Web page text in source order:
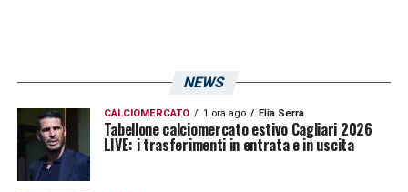
NEWS
CALCIOMERCATO 1 ora ago Elia Serra
Tabellone calciomercato estivo Cagliari 2026
LIVE: i trasferimenti in entrata e in uscita